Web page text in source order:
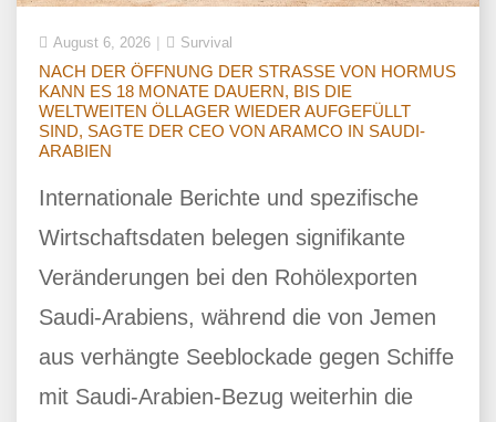
August 6, 2026 Survival
NACH DER ÖFFNUNG DER STRASSE VON HORMUS
KANN ES 18 MONATE DAUERN, BIS DIE
WELTWEITEN ÖLLAGER WIEDER AUFGEFÜLLT
SIND, SAGTE DER CEO VON ARAMCO IN SAUDI-
ARABIEN
Internationale Berichte und spezifische
Wirtschaftsdaten belegen signifikante
Veränderungen bei den Rohölexporten
Saudi-Arabiens, während die von Jemen
aus verhängte Seeblockade gegen Schiffe
mit Saudi-Arabien-Bezug weiterhin die